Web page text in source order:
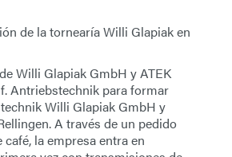
de la tornearía Willi Glapiak en
Willi Glapiak GmbH y ATEK
Antriebstechnik para formar
Willi Glapiak GmbH y
A través de un pedido
la empresa entra en